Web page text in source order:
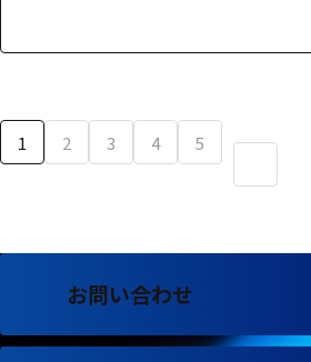
どの研究を支援する最先端のソリューショ
ます。 製品担当者が常駐し、実…
1 2 3 4 5
お問い合わせ